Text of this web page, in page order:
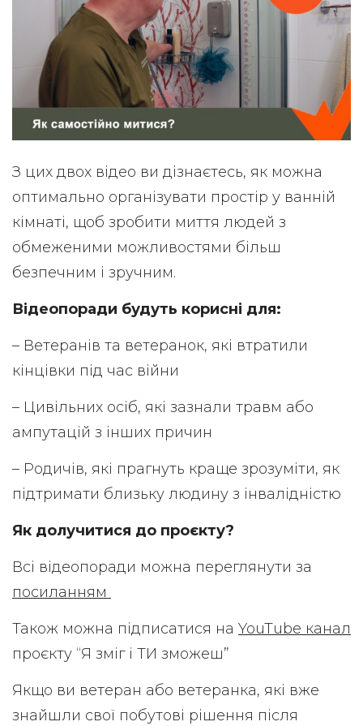
З цих двох відео ви дізнаєтесь, як можна
оптимально організувати простір у ванній
кімнаті, щоб зробити миття людей з
обмеженими можливостями більш
безпечним і зручним.
Відеопоради будуть корисні для:
– Ветеранів та ветеранок, які втратили
кінцівки під час війни
– Цивільних осіб, які зазнали травм або
ампутацій з інших причин
– Родичів, які прагнуть краще зрозуміти, як
підтримати близьку людину з інвалідністю
Як долучитися до проєкту?
Всі відеопоради можна переглянути за
посиланням
Також можна підписатися на YouTube канал
проєкту “Я зміг і ТИ зможеш”
Якщо ви ветеран або ветеранка, які вже
знайшли свої побутові рішення після